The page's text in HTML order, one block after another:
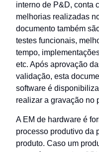
interno de P&D, conta
melhorias realizadas
documento também
testes funcionais,
tempo,
etc. Após aprovação
validação, esta
software é
realizar a gravação no
A EM de hardware é
processo produtivo da
produto. Caso um